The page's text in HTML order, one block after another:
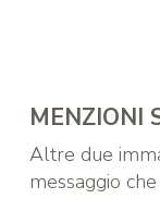
MENZIONI
Altre due
messaggio